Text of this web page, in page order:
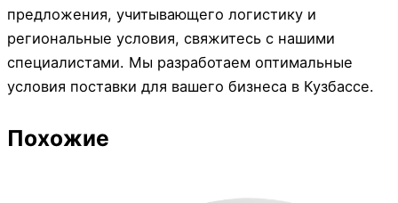
предложения, учитывающего логистику и
региональные условия, свяжитесь с нашими
специалистами. Мы разработаем оптимальные
условия поставки для вашего бизнеса в Кузбассе.
Похожие